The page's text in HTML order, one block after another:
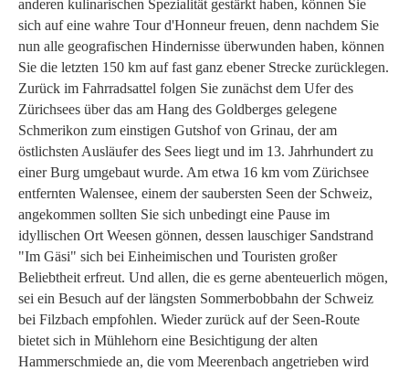
anderen kulinarischen Spezialität gestärkt haben, können Sie
sich auf eine wahre Tour d'Honneur freuen, denn nachdem Sie
nun alle geografischen Hindernisse überwunden haben, können
Sie die letzten 150 km auf fast ganz ebener Strecke zurücklegen.
Zurück im Fahrradsattel folgen Sie zunächst dem Ufer des
Zürichsees über das am Hang des Goldberges gelegene
Schmerikon zum einstigen Gutshof von Grinau, der am
östlichsten Ausläufer des Sees liegt und im 13. Jahrhundert zu
einer Burg umgebaut wurde. Am etwa 16 km vom Zürichsee
entfernten Walensee, einem der saubersten Seen der Schweiz,
angekommen sollten Sie sich unbedingt eine Pause im
idyllischen Ort Weesen gönnen, dessen lauschiger Sandstrand
"Im Gäsi" sich bei Einheimischen und Touristen großer
Beliebtheit erfreut. Und allen, die es gerne abenteuerlich mögen,
sei ein Besuch auf der längsten Sommerbobbahn der Schweiz
bei Filzbach empfohlen. Wieder zurück auf der Seen-Route
bietet sich in Mühlehorn eine Besichtigung der alten
Hammerschmiede an, die vom Meerenbach angetrieben wird